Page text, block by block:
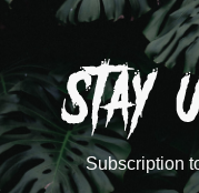
Subscription